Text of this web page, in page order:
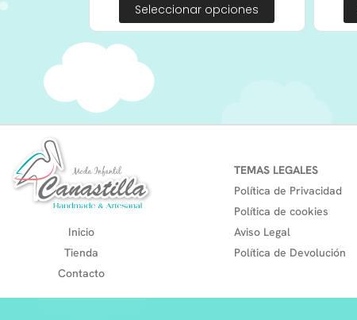
Seleccionar opciones
Inicio
Tienda
Contacto
TEMAS LEGALES
Política de Privacidad
Política de cookies
Aviso Legal
Política de Devolución